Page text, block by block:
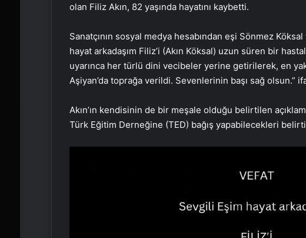
olan Filiz Akın, 82 yaşında hayatını kaybetti.
Sanatçının sosyal medya hesabından eşi Sönmez
hayat arkadaşım Filiz’i (Akın Köksal) uzun süren bir
uyarınca her türlü dini vecibeler yerine getirilerek, en
Aşiyan’da toprağa verildi. Sevenlerinin başı sağ olsun.”
Akın’ın kendisinin de bir meşale olduğu belirtilen
Türk Eğitim Derneğine (TED) bağış yapabilecekleri